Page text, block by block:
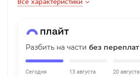
Все характеристики
Разбить на части без переплат
Сегодня 13 августа 20 августа